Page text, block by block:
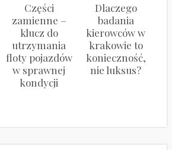
Części
zamienne –
klucz do
utrzymania
floty pojazdów
w sprawnej
kondycji
Dlaczego
badania
kierowców w
krakowie to
konieczność,
nie luksus?